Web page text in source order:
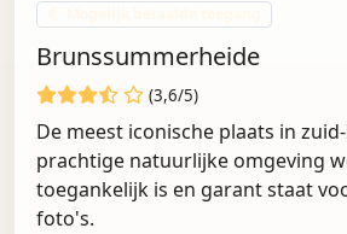
Brunssummerheide
(3,6/5)
De meest iconische plaats in
prachtige natuurlijke omgeving
toegankelijk is en garant staat
foto's.